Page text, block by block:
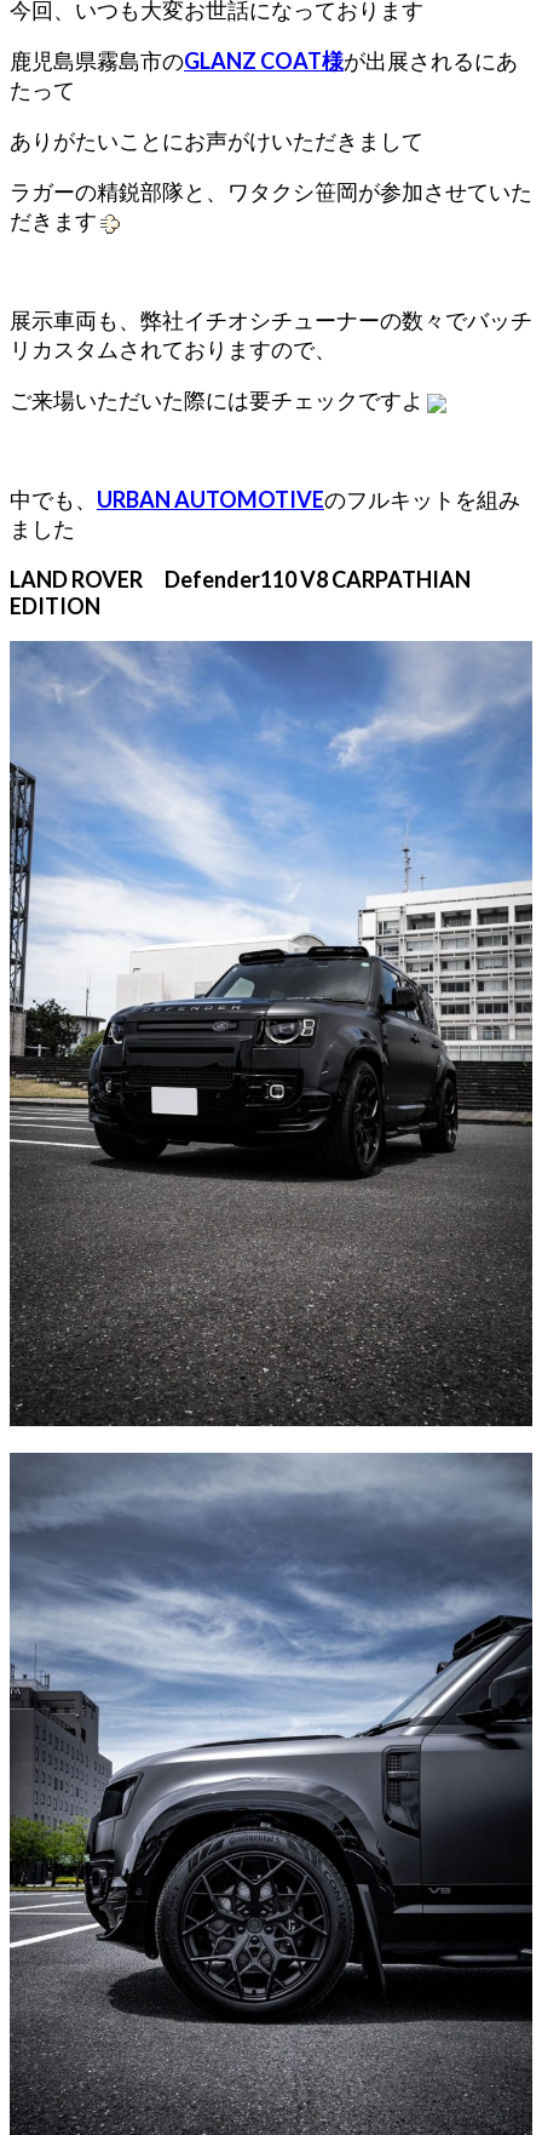
今回、いつも大変お世話になっております
鹿児島県霧島市のGLANZ COAT様が出展されるにあ
たって
ありがたいことにお声がけいただきまして
ラガーの精鋭部隊と、ワタクシ笹岡が参加させていた
だきます
展示車両も、弊社イチオシチューナーの数々でバッチ
リカスタムされておりますので、
ご来場いただいた際には要チェックですよ
中でも、 URBAN AUTOMOTIVEのフルキットを組み
ました
LAND ROVER Defender110 V8 CARPATHIAN
EDITION